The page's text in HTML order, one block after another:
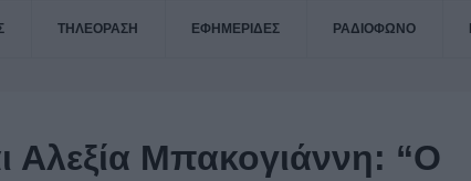
ΤΗΛΕΟΡΑΣΗ ΕΦΗΜΕΡΙΔΕΣ ΡΑΔΙΟΦΩΝΟ
Αλεξία Μπακογιάννη: “Ο